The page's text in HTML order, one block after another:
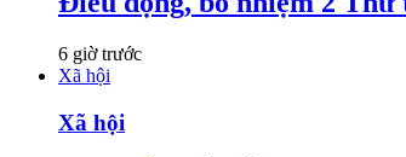
6 giờ trước
Xã hội
Xã hội